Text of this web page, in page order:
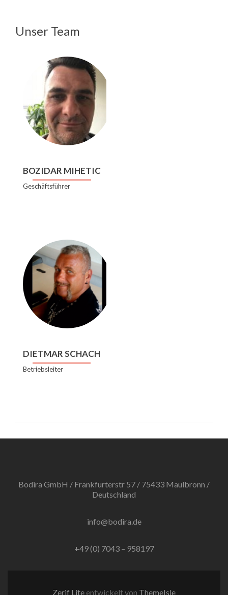
Unser Team
BOZIDAR MIHETIC
Geschäftsführer
DIETMAR SCHACH
Betriebsleiter
Bodira GmbH / Frankfurterstr 57 / 75433 Maulbronn /
Deutschland
info@bodira.de
+49 (0) 7043 – 958197
Zerif Lite entwickelt von ThemeIsle